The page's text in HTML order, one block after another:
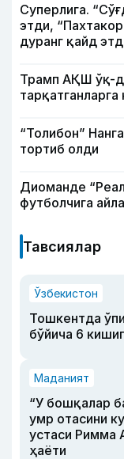
Суперлига.
этди,
дуранг қайд
Трамп АҚШ ўқ-
“Толибон”
тортиб олди
Диоманде
футболчига
Тавсиялар
Ўзбекистон
Тошкентда
бўйича 6
Маданият
“У бошқалар
умр отасини
устаси Римма
ҳаёти